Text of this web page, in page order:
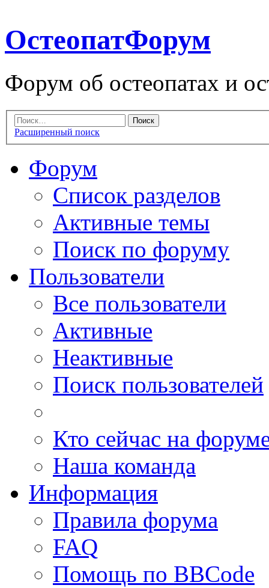
ОстеопатФорум
Форум об остеопатах и
Расширенный поиск
Форум
Список разделов
Активные темы
Поиск по форуму
Пользователи
Все пользователи
Активные
Неактивные
Поиск пользователей
Кто сейчас на
Наша команда
Информация
Правила форума
FAQ
Помощь по BBCode